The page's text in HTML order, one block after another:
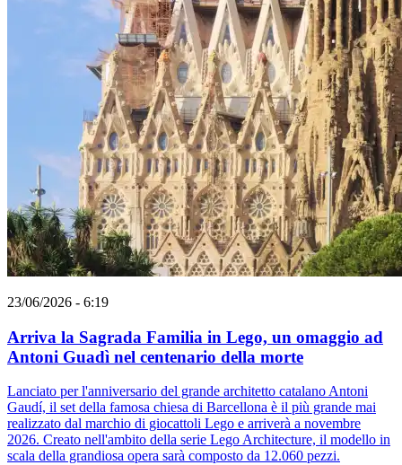
23/06/2026 - 6:19
Arriva la Sagrada Familia in Lego, un omaggio ad
Antoni Guadì nel centenario della morte
Lanciato per l'anniversario del grande architetto catalano Antoni
Gaudí, il set della famosa chiesa di Barcellona è il più grande mai
realizzato dal marchio di giocattoli Lego e arriverà a novembre
2026. Creato nell'ambito della serie Lego Architecture, il modello in
scala della grandiosa opera sarà composto da 12.060 pezzi.